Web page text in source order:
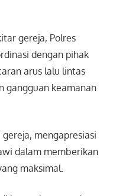
gereja, Polres
dengan pihak
arus lalu lintas
gangguan keamanan
mengapresiasi
dalam memberikan
maksimal.